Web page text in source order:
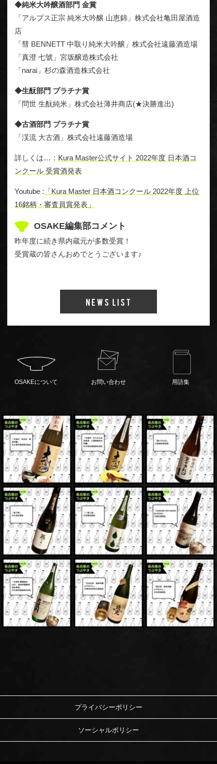
◆純米大吟醸酒部門 金賞
「アルプス正宗 純米大吟醸 山恵錦」株式会社亀田屋酒造
店
「彗 BENNETT 中取り純米大吟醸」株式会社遠藤酒造場
「真澄 七號」宮坂醸造株式会社
「narai」杉の森酒造株式会社
◆生酛部門 プラチナ賞
「問世 生酛純米」株式会社薄井商店(★決勝進出)
◆古酒部門 プラチナ賞
「渓流 大古酒」株式会社遠藤酒造場
詳しくは…： Kura Master公式サイト 2022年度 日本酒コ
ンクール 受賞酒発表
Youtube : 「Kura Master 日本酒コンクール 2022年度 上位
16銘柄・審査員賞発表」
OSAKE編集部コメント
昨年度に続き県内蔵元が多数受賞！
受賞蔵の皆さんおめでとうございます♪
News List
OSAKEについて お問い合わせ 用語集
プライバシーポリシー
ソーシャルポリシー